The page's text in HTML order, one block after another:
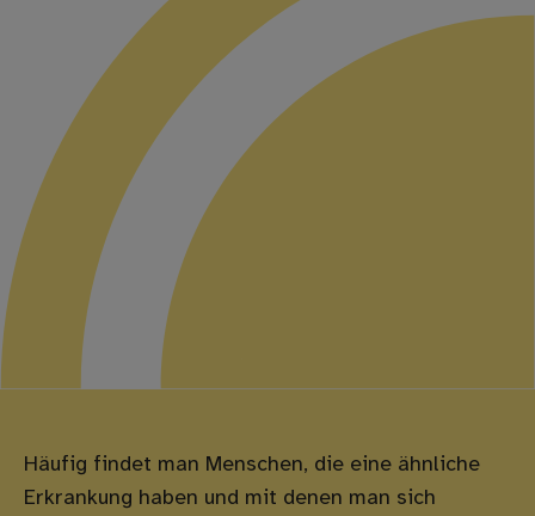
Häufig findet man Menschen, die eine ähnliche
Erkrankung haben und mit denen man sich